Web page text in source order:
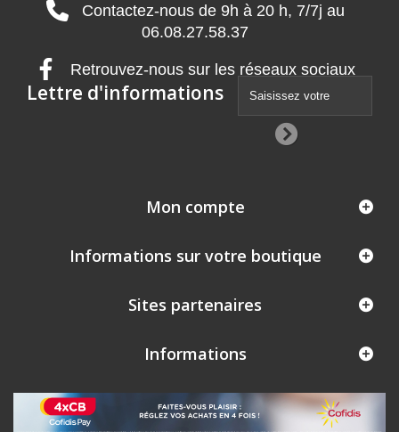
Contactez-nous de 9h à 20 h, 7/7j au
06.08.27.58.37
Retrouvez-nous sur les réseaux sociaux
Lettre d'informations
Mon compte
Informations sur votre boutique
Sites partenaires
Informations